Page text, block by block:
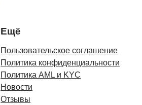
Ещё
Пользовательское соглашение
Политика конфиденциальности
Политика AML и KYC
Новости
Отзывы